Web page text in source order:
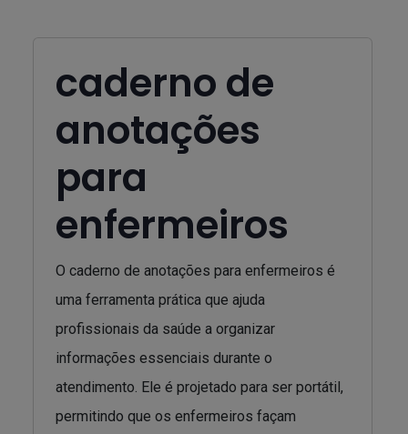
caderno de
anotações
para
enfermeiros
O caderno de anotações para enfermeiros é
uma ferramenta prática que ajuda
profissionais da saúde a organizar
informações essenciais durante o
atendimento. Ele é projetado para ser portátil,
permitindo que os enfermeiros façam